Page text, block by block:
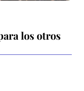
los otros